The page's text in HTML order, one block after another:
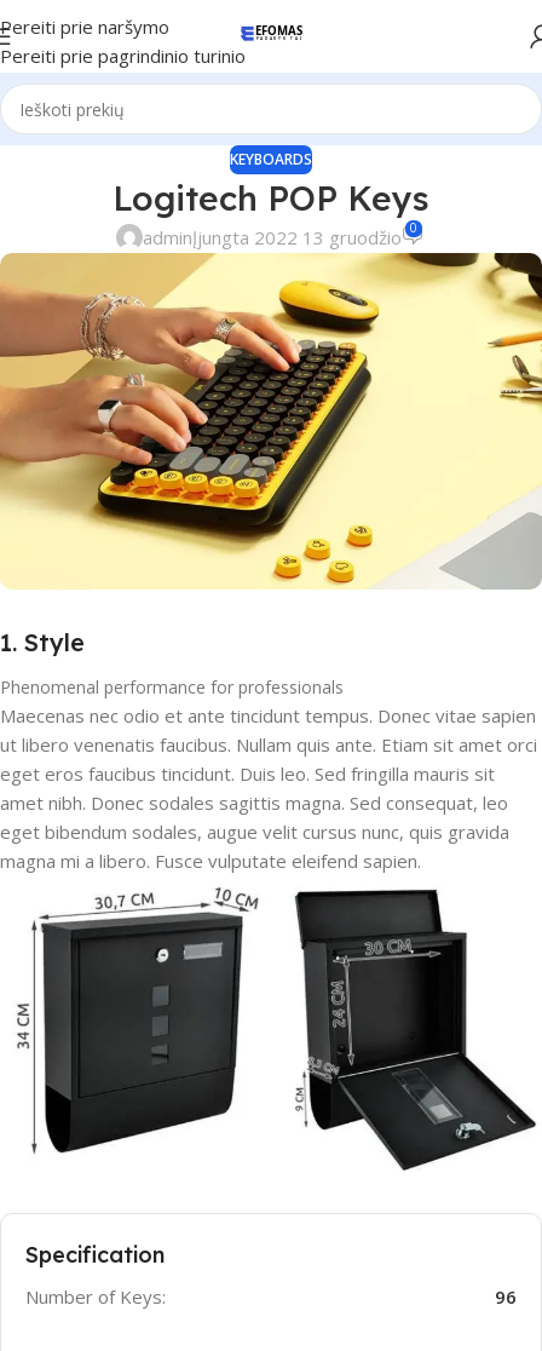
Pereiti prie naršymo
Pereiti prie pagrindinio turinio
KEYBOARDS
Logitech POP Keys
adminĮjungta 2022 13 gruodžio 0
1. Style
Phenomenal performance for professionals
Maecenas nec odio et ante tincidunt tempus. Donec vitae sapien
ut libero venenatis faucibus. Nullam quis ante. Etiam sit amet orci
eget eros faucibus tincidunt. Duis leo. Sed fringilla mauris sit
amet nibh. Donec sodales sagittis magna. Sed consequat, leo
eget bibendum sodales, augue velit cursus nunc, quis gravida
magna mi a libero. Fusce vulputate eleifend sapien.
Specification
Number of Keys: 96